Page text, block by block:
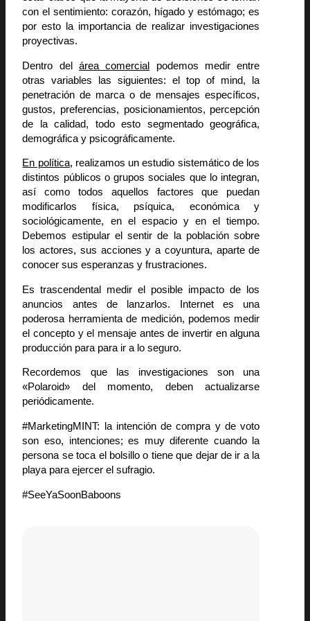
con el sentimiento: corazón, hígado y estómago; es
por esto la importancia de realizar investigaciones
proyectivas.
Dentro delárea comercial
podemos medir entre
otras variables las siguientes: el top of mind, la
penetración de marca o de mensajes específicos,
gustos, preferencias, posicionamientos, percepción
de la calidad, todo esto segmentado geográfica,
demográfica y psicográficamente.
En política, realizamos un estudio sistemático de los
distintos públicos o grupos sociales que lo integran,
así como todos aquellos factores que puedan
modificarlos física, psíquica, económica y
sociológicamente, en el espacio y en el tiempo.
Debemos estipular el sentir de la población sobre
los actores, sus acciones y a coyuntura, aparte de
conocer sus esperanzas y frustraciones.
Es trascendental medir el posible impacto de los
anuncios antes de lanzarlos. Internet es una
poderosa herramienta de medición, podemos medir
el concepto y el mensaje antes de invertir en alguna
producción para para ir a lo seguro.
Recordemos que las investigaciones son una
«Polaroid» del momento, deben actualizarse
periódicamente.
#MarketingMINT: la intención de compra y de voto
son eso, intenciones; es muy diferente cuando la
persona se toca el bolsillo o tiene que dejar de ir a la
playa para ejercer el sufragio.
#SeeYaSoonBaboons